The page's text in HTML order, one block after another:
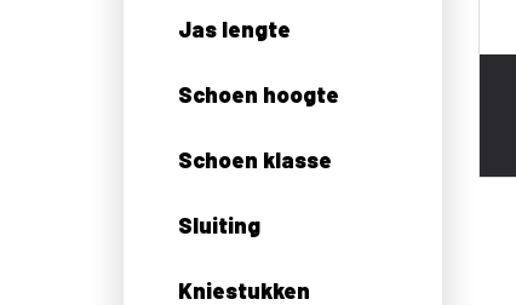
Jas lengte
Schoen hoogte
Schoen klasse
Sluiting
Kniestukken